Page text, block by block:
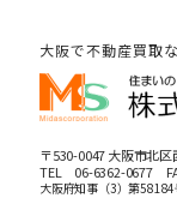
大阪で不動産買取
〒530-0047 大阪市北
TEL 06-6362-0677
大阪府知事（3）第58184